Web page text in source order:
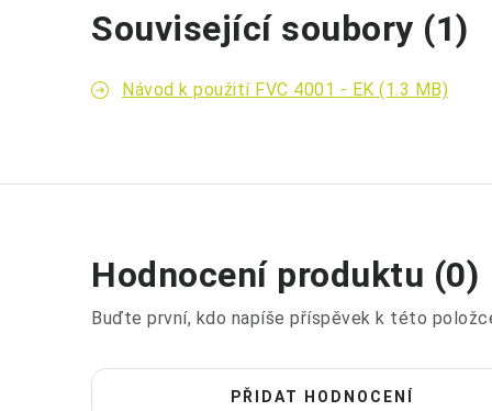
Související soubory (1)
Návod k použití FVC 4001 - EK (1.3 MB)
Hodnocení produktu (0)
Buďte první, kdo napíše příspěvek k této
PŘIDAT HODNOCENÍ